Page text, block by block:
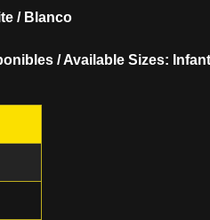
/ Blanco
/ Available Sizes: